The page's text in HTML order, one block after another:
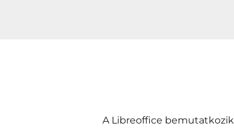
A Libreoffice bemutatkozik